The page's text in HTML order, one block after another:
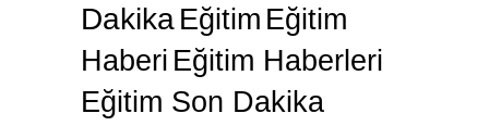
Dakika Eğitim Eğitim
Haberi Eğitim Haberleri
Eğitim Son Dakika